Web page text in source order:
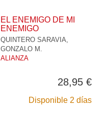
EL ENEMIGO DE MI
ENEMIGO
QUINTERO SARAVIA,
GONZALO M.
ALIANZA
28,95 €
Disponible 2 días